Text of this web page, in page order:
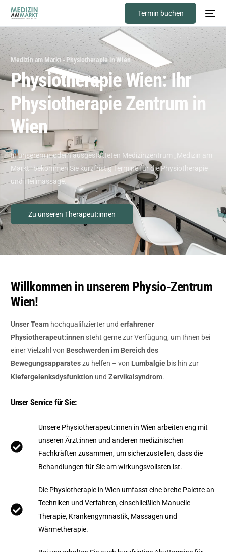
Termin buchen
Medizin am Markt - Physiotherapie in Wien
PhysiotherapieWien:Ihr
Physiotherapie Zentrum in
Wien
In unserem modern ausgestatteten Medizinzentrum „Medizin am
Markt“ bekommen Sie kurzfristig Termine für die Physiotherapie
und Heilmassage.
Zu unseren Therapeut:innen
Willkommen in unserem Physio-Zentrum
Wien!
Unser Team hochqualifizierter underfahrener
Physiotherapeut:innen steht gerne zur Verfügung, um Ihnen bei
einer Vielzahl von Beschwerden im Bereich des
Bewegungsapparateszu helfen – von Lumbalgie bis hin zur
Kiefergelenksdysfunktion undZervikalsyndrom.
Unser Service für Sie:
Unsere Physiotherapeut:innen in Wien arbeiten eng mit
unseren Ärzt:innen und anderen medizinischen
Fachkräften zusammen, um sicherzustellen, dass die
Behandlungen für Sie am wirkungsvollsten ist.
Die Physiotherapie in Wien umfasst eine breite Palette an
Techniken und Verfahren, einschließlich Manuelle
Therapie, Krankengymnastik, Massagen und
Wärmetherapie.